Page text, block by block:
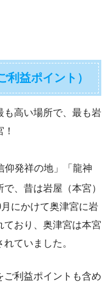
利益ポイント）
も高い場所で、最も岩
仰発祥の地」「龍神
、昔は岩屋（本宮）
にかけて奥津宮に岩
ており、奥津宮は本宮
ていました。
ご利益ポイントも含め